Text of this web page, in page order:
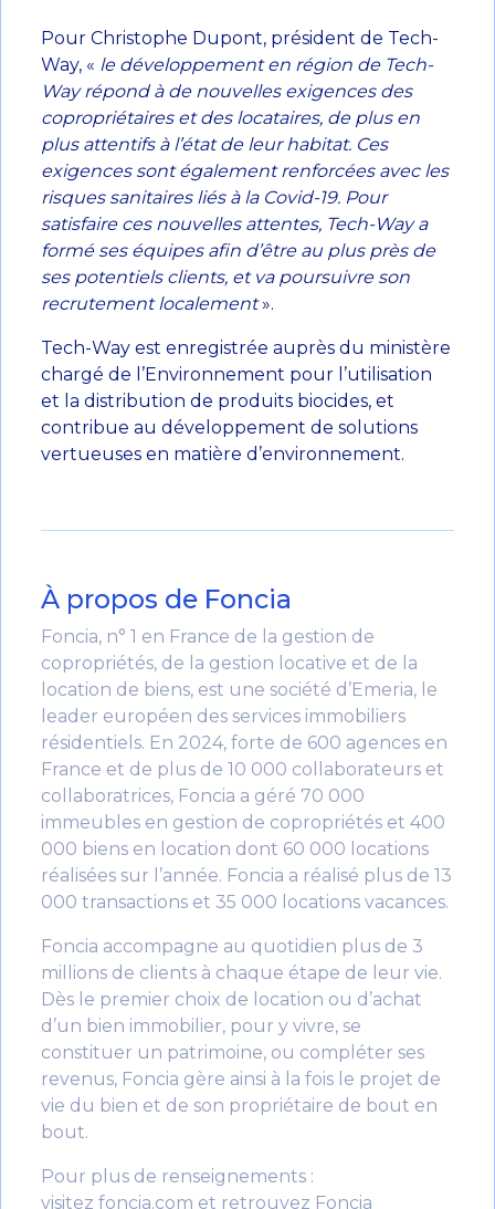
Pour Christophe Dupont, président de Tech-
Way, « le développement en région de Tech-
Way répond à de nouvelles exigences des
copropriétaires et des locataires, de plus en
plus attentifs à l’état de leur habitat. Ces
exigences sont également renforcées avec les
risques sanitaires liés à la Covid-19. Pour
satisfaire ces nouvelles attentes, Tech-Way a
formé ses équipes afin d’être au plus près de
ses potentiels clients, et va poursuivre son
recrutement localement».
Tech-Way est enregistrée auprès du ministère
chargé de l’Environnement pour l’utilisation
et la distribution de produits biocides, et
contribue au développement de solutions
vertueuses en matière d’environnement.
À propos de Foncia
Foncia, n° 1 en France de la gestion de
copropriétés, de la gestion locative et de la
location de biens, est une société d’Emeria, le
leader européen des services immobiliers
résidentiels. En 2024, forte de 600 agences en
France et de plus de 10 000 collaborateurs et
collaboratrices, Foncia a géré 70 000
immeubles en gestion de copropriétés et 400
000 biens en location dont 60 000 locations
réalisées sur l’année. Foncia a réalisé plus de 13
000 transactions et 35 000 locations vacances.
Foncia accompagne au quotidien plus de 3
millions de clients à chaque étape de leur vie.
Dès le premier choix de location ou d’achat
d’un bien immobilier, pour y vivre, se
constituer un patrimoine, ou compléter ses
revenus, Foncia gère ainsi à la fois le projet de
vie du bien et de son propriétaire de bout en
bout.
Pour plus de renseignements :
visitez foncia.com et retrouvez Foncia